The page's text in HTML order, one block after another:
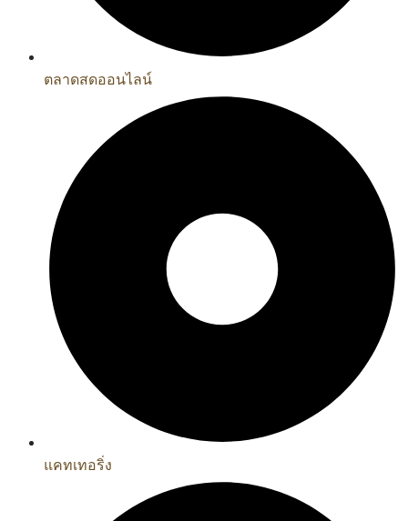
ตลาดสดออนไลน์
แคทเทอริ่ง